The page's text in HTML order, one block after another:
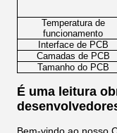
Temperatura de
funcionamento
Interface de PCB
Camadas de PCB
Tamanho do PCB
É uma leitura